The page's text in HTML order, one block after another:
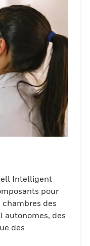
et
Intelligent
pour
des
autonomes, des
des